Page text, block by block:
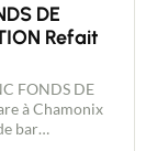
DE
Refait
à Chamonix
bar